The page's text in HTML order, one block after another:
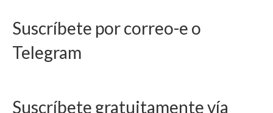
Suscríbete por correo-e o
Telegram
Suscríbete gratuitamente vía